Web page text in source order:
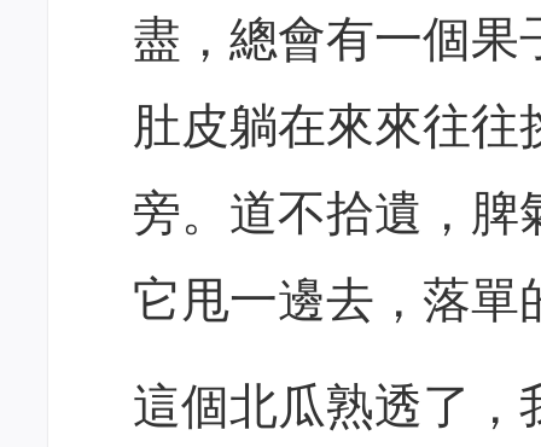
盡，總會有一個果
肚皮躺在來來往往
旁。道不拾遺，脾
它甩一邊去，落單
這個北瓜熟透了，